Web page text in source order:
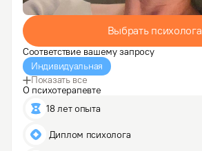
Выбрать психолога
Соответствие вашему запросу
Индивидуальная
Показать все
О психотерапевте
18 лет опыта
Диплом психолога